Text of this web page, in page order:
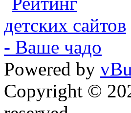
Powered by
Copyright ©